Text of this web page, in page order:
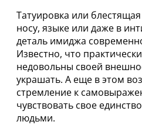
Татуировка или блестящая
носу, языке или даже в
деталь имиджа
Известно, что
недовольны своей
украшать. А еще в этом
стремление к
чувствовать свое
людьми.